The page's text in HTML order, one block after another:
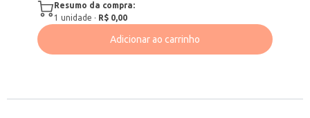
Resumo da compra:
1 unidade · R$ 0,00
Adicionar ao carrinho